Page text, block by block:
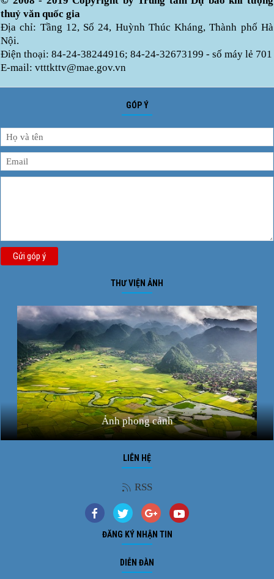
thuỷ văn quốc gia
Địa chỉ: Tầng 12, Số 24, Huỳnh Thúc Kháng, Thành phố Hà
Nội.
Điện thoại: 84-24-38244916; 84-24-32673199 - số máy lẻ 701
E-mail: vtttkttv@mae.gov.vn
GÓP Ý
Gửi góp ý
THƯ VIỆN ẢNH
Ảnh phong cảnh
LIÊN HỆ
RSS
ĐĂNG KÝ NHẬN TIN
DIỄN ĐÀN